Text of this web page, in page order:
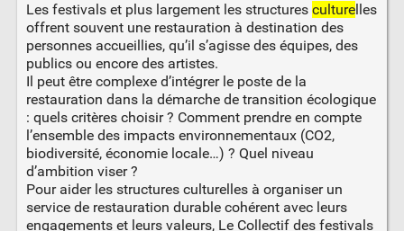
Les festivals et plus largement les structures culturelles
offrent souvent une restauration à destination des
personnes accueillies, qu’il s’agisse des équipes, des
publics ou encore des artistes.
Il peut être complexe d’intégrer le poste de la
restauration dans la démarche de transition écologique
: quels critères choisir ? Comment prendre en compte
l’ensemble des impacts environnementaux (CO2,
biodiversité, économie locale…) ? Quel niveau
d’ambition viser ?
Pour aider les structures culturelles à organiser un
service de restauration durable cohérent avec leurs
engagements et leurs valeurs, Le Collectif des festivals